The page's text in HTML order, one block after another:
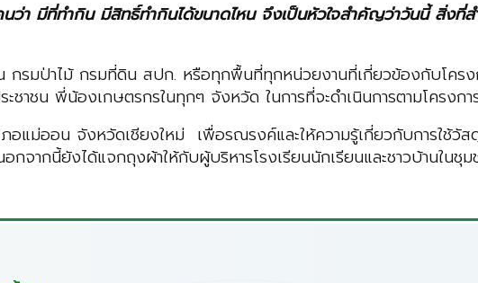
ว่า มีที่ทำกิน มีสิทธิ์ทำกินได้ขนาดไหน จึงเป็นหัวใจสำคัญว่าวันนี้ สิ่ง
กรมป่าไม้ กรมที่ดิน สปก. หรือทุกพื้นที่ทุกหน่วยงานที่เกี่ยวข้องกับโครง
าชน พี่น้องเกษตรกรในทุกๆ จังหวัด ในการที่จะดำเนินการตามโครงก
อแม่ออน จังหวัดเชียงใหม่ เพื่อรณรงค์และให้ความรู้เกี่ยวกับการใช้วั
จากนี้ยังได้แจกถุงผ้าให้กับผู้บริหารโรงเรียนนักเรียนและชาวบ้านในชุม